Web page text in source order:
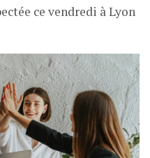
ce vendredi à Lyon